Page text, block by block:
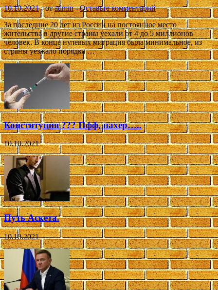
10.10.2021-отadmin-Оставьте комментарий
За последние 20 лет из России на постоянное место
жительства в другие страны уехали от 4 до 5 миллионов
человек. В конце нулевых миграция была минимальное, из
страны уезжало порядка …
Конституция ??? Пфф, нахер…..
10.10.2021
Путь Аскета.
10.10.2021